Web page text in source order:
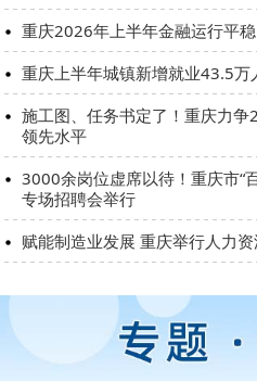
重庆2026年上半年金融运行平
重庆上半年城镇新增就业43.5
施工图、任务书定了！重庆力
领先水平
3000余岗位虚席以待！重庆市“
专场招聘会举行
赋能制造业发展 重庆举行人力